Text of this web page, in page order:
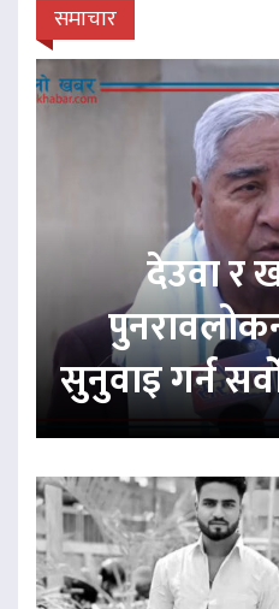
समाचार
देउवा र
सुनुवाइ गर्न